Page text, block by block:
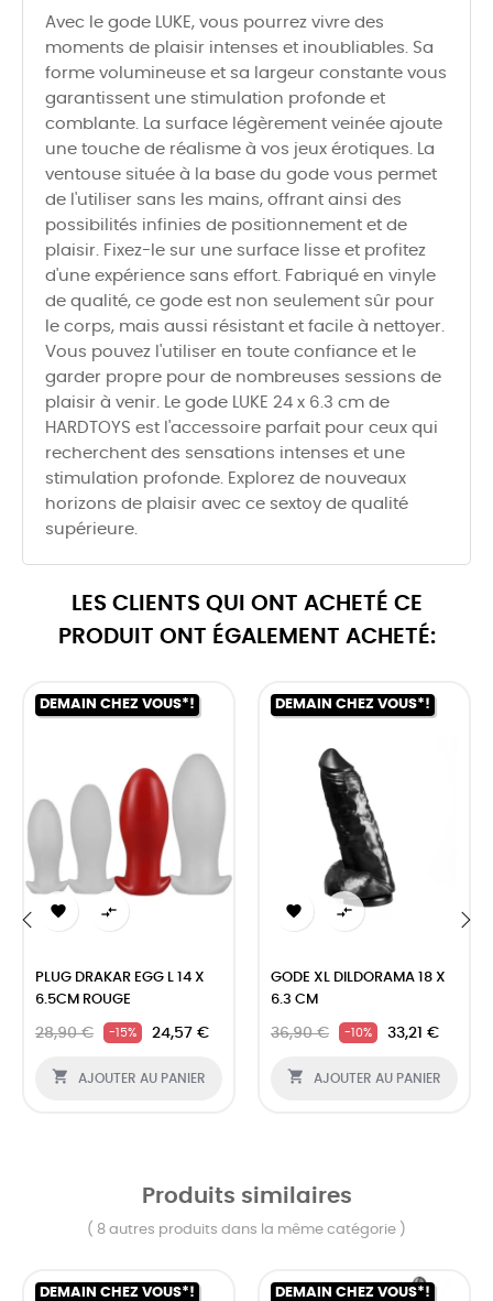
Avec le gode LUKE, vous pourrez vivre des
moments de plaisir intenses et inoubliables. Sa
forme volumineuse et sa largeur constante vous
garantissent une stimulation profonde et
comblante. La surface légèrement veinée ajoute
une touche de réalisme à vos jeux érotiques. La
ventouse située à la base du gode vous permet
de l'utiliser sans les mains, offrant ainsi des
possibilités infinies de positionnement et de
plaisir. Fixez-le sur une surface lisse et profitez
d'une expérience sans effort. Fabriqué en vinyle
de qualité, ce gode est non seulement sûr pour
le corps, mais aussi résistant et facile à nettoyer.
Vous pouvez l'utiliser en toute confiance et le
garder propre pour de nombreuses sessions de
plaisir à venir. Le gode LUKE 24 x 6.3 cm de
HARDTOYS est l'accessoire parfait pour ceux qui
recherchent des sensations intenses et une
stimulation profonde. Explorez de nouveaux
horizons de plaisir avec ce sextoy de qualité
supérieure.
LES CLIENTS QUI ONT ACHETÉ CE
PRODUIT ONT ÉGALEMENT ACHETÉ:
DEMAIN CHEZ VOUS*!
 
PLUG DRAKAR EGG L 14 X
6.5CM ROUGE
28,90 € -15% 24,57 €
 AJOUTER AU PANIER
DEMAIN CHEZ VOUS*!
 
GODE XL DILDORAMA 18 X
6.3 CM
36,90 € -10% 33,21 €
 AJOUTER AU PANIER
Produits similaires
( 8 autres produits dans la même catégorie )
DEMAIN CHEZ VOUS*! DEMAIN CHEZ VOUS*!